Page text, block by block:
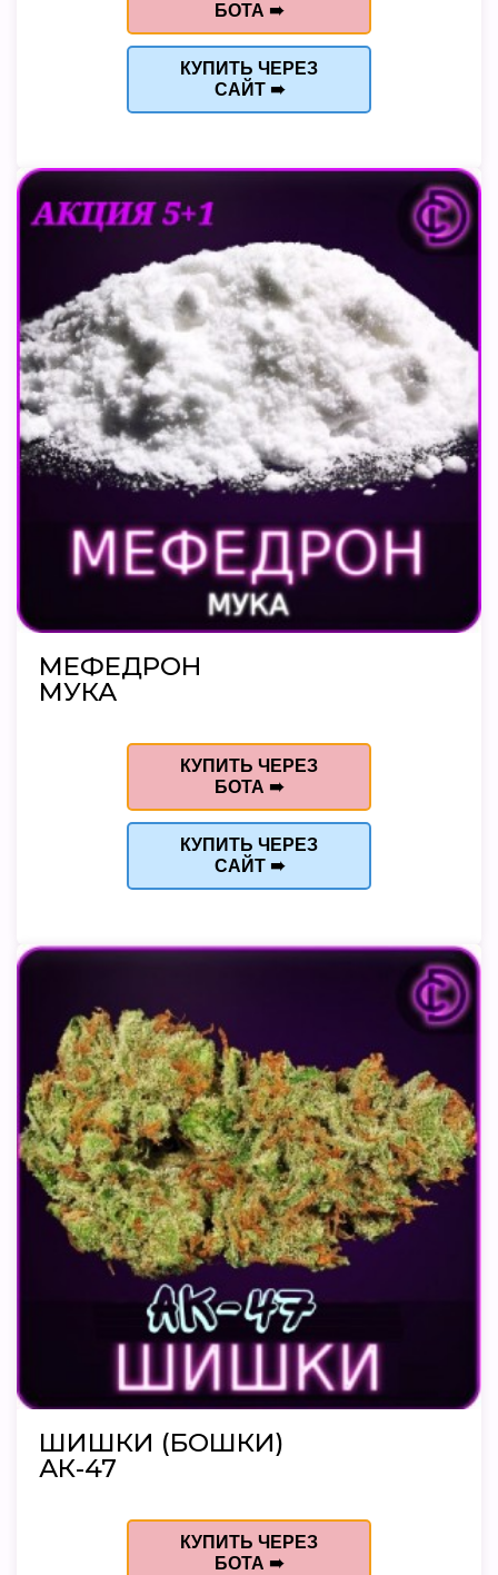
БОТА ➠
КУПИТЬ ЧЕРЕЗ
САЙТ ➠
МЕФЕДРОН
МУКА
КУПИТЬ ЧЕРЕЗ
БОТА ➠
КУПИТЬ ЧЕРЕЗ
САЙТ ➠
ШИШКИ (БОШКИ)
АК-47
КУПИТЬ ЧЕРЕЗ
БОТА ➠